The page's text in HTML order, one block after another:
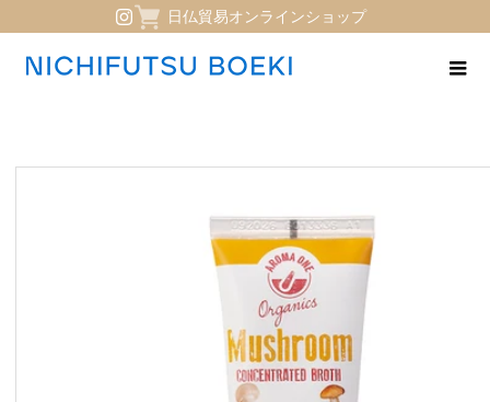
日仏貿易オンラインショップ